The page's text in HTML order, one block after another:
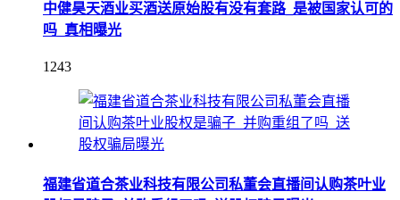
中健昊天酒业买酒送原始股有没有套路_是被国家认可的
吗_真相曝光
1243
福建省道合茶业科技有限公司私董会直播间认购茶叶业